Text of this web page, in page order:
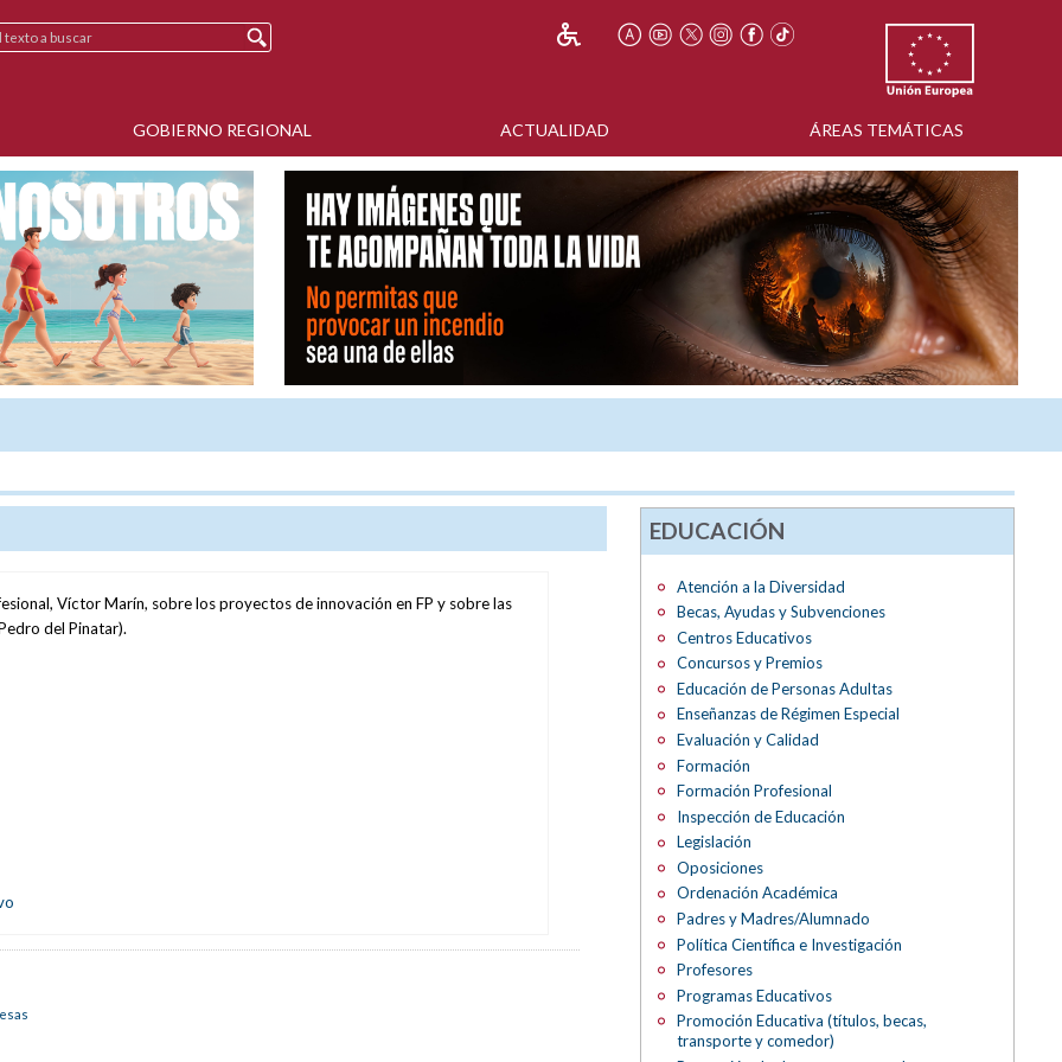
GOBIERNO REGIONAL ACTUALIDAD ÁREAS TEMÁTICAS
Víctor Marín, sobre los proyectos de innovación en FP y sobre las
del Pinatar).
EDUCACIÓN
Atención a la Diversidad
Becas, Ayudas y Subvenciones
Centros Educativos
Concursos y Premios
Educación de Personas Adultas
Enseñanzas de Régimen Especial
Evaluación y Calidad
Formación
Formación Profesional
Inspección de Educación
Legislación
Oposiciones
Ordenación Académica
Padres y Madres/Alumnado
Política Científica e Investigación
Profesores
Programas Educativos
Promoción Educativa (títulos, becas,
transporte y comedor)